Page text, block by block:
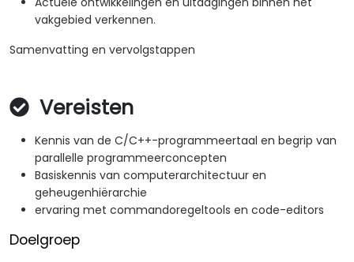
vakgebied verkennen.
Samenvatting en vervolgstappen
Vereisten
Kennis van de C/C++-programmeertaal en begrip van
parallelle programmeerconcepten
Basiskennis van computerarchitectuur en
geheugenhiërarchie
ervaring met commandoregeltools en code-editors
Doelgroep